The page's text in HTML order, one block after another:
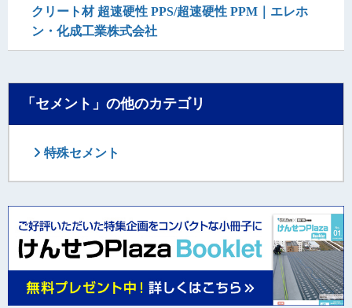
クリート材 超速硬性 PPS/超速硬性 PPM｜エレホ
ン・化成工業株式会社
「セメント」の他のカテゴリ
特殊セメント